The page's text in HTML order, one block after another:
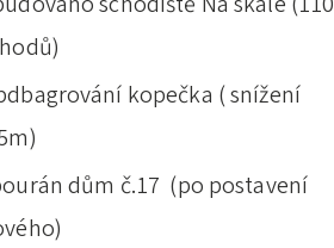
kopečka ( snížení
dům č.17 (po postavení